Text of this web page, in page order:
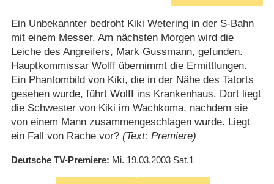
Ein Unbekannter bedroht Kiki Wetering in der S-Bahn
mit einem Messer. Am nächsten Morgen wird die
Leiche des Angreifers, Mark Gussmann, gefunden.
Hauptkommissar Wolff übernimmt die Ermittlungen.
Ein Phantombild von Kiki, die in der Nähe des Tatorts
gesehen wurde, führt Wolff ins Krankenhaus. Dort liegt
die Schwester von Kiki im Wachkoma, nachdem sie
von einem Mann zusammengeschlagen wurde. Liegt
ein Fall von Rache vor? (Text: Premiere)
Deutsche TV-Premiere Mi. 19.03.2003 Sat.1